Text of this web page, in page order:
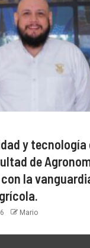
y tecnología
de
la
Mario